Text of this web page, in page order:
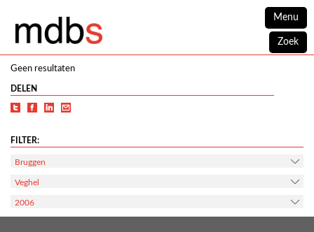
Menu
Zoek
Geen resultaten
DELEN
FILTER:
Bruggen
Veghel
2006